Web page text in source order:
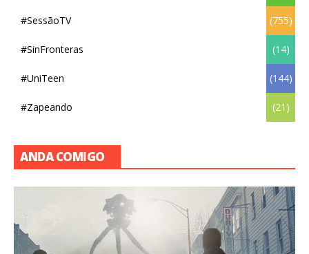
#SessãoTV (755)
#SinFronteras (14)
#UniTeen (144)
#Zapeando (21)
ANDA COMIGO